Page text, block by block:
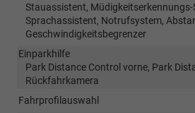
Stauassistent, Müdigkeitserkennungs-
Sprachassistent, Notrufsystem,
Geschwindigkeitsbegrenzer
Einparkhilfe
Park Distance Control vorne, Park
Rückfahrkamera
Fahrprofilauswahl